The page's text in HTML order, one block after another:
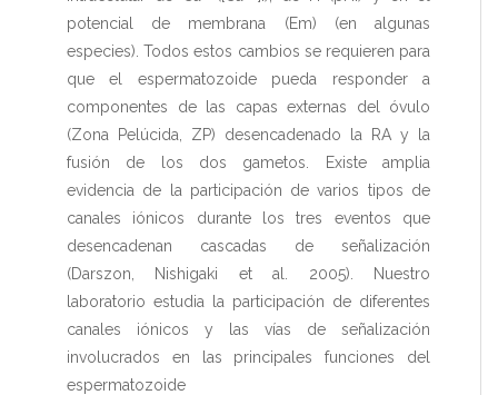
potencial de membrana (Em) (en algunas
especies). Todos estos cambios se requieren para
que el espermatozoide pueda responder a
componentes de las capas externas del óvulo
(Zona Pelúcida, ZP) desencadenado la RA y la
fusión de los dos gametos. Existe amplia
evidencia de la participación de varios tipos de
canales iónicos durante los tres eventos que
desencadenan cascadas de señalización
(Darszon, Nishigaki et al. 2005). Nuestro
laboratorio estudia la participación de diferentes
canales iónicos y las vías de señalización
involucrados en las principales funciones del
espermatozoide